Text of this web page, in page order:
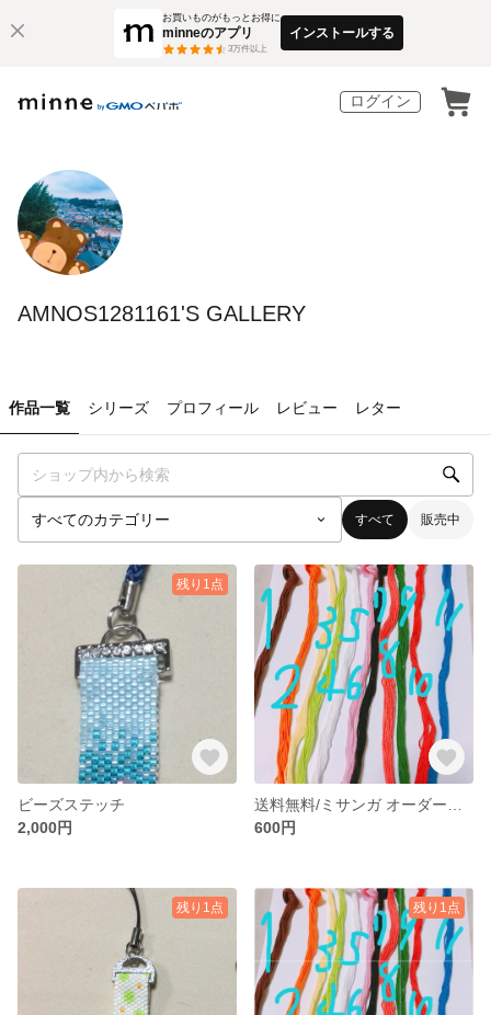
お買いものがもっとお得に
minneのアプリ
3万件以上
インストールする
ログイン
AMNOS1281161'S GALLERY
作品一覧 シリーズ プロフィール レビュー レター
すべて 販売中
残り1点
ビーズステッチ
2,000円
600円
残り1点 残り1点